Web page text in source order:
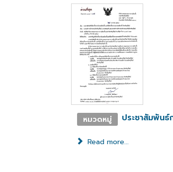
หมวดหมู่ ประชาสัมพันธ์
Read more...